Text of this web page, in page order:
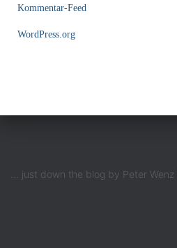
Kommentar-Feed
WordPress.org
... just down the blog by Peter Wenz |